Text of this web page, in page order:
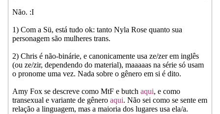
Não. :I
1) Com a Sü, está tudo ok: tanto Nyla Rose quanto sua
personagem são mulheres trans.
2) Chris é não-binárie, e canonicamente usa ze/zer em inglês
(ou ze/zir, dependendo do material), maaaaas na série só usam
o pronome uma vez. Nada sobre o gênero em si é dito.
Amy Fox se descreve como MtF e butch aqui, e como
transexual e variante de gênero aqui. Não sei como se sente em
relação a linguagem, mas a maioria dos lugares usa ela/a.